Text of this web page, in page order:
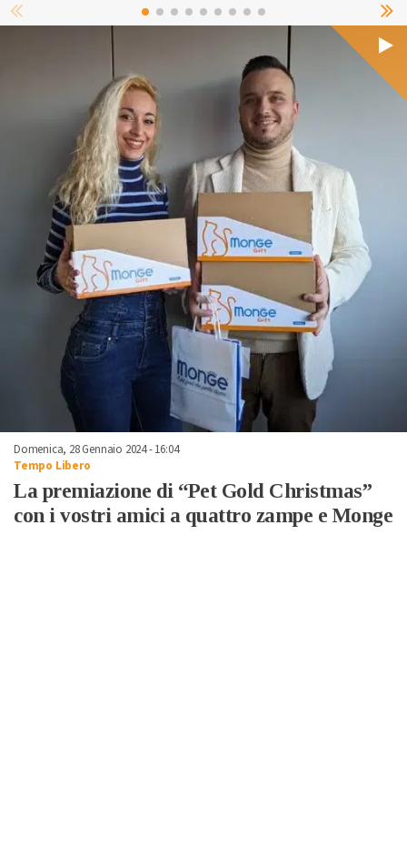
Domenica, 28 Gennaio 2024 - 16:04
Tempo Libero
La premiazione di “Pet Gold Christmas”
con i vostri amici a quattro zampe e Monge